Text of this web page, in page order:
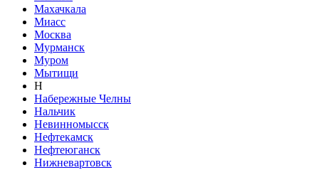
Махачкала
Миасс
Москва
Мурманск
Муром
Мытищи
Н
Набережные Челны
Нальчик
Невинномысск
Нефтекамск
Нефтеюганск
Нижневартовск